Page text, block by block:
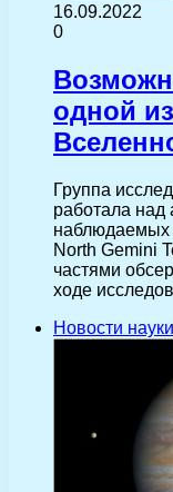
16.09.2022
0
одной
Группа
работала над
наблюдаемых
North Gemini
частями
ходе
Новости науки